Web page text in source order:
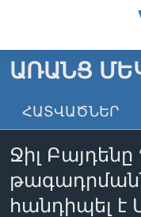
անցնել
հիմնական
անցնել
բովանդակությանը
հիմնական
բովանդակություն
ԳԼԽԱՎՈՐ ԷՋ
ԼՈՒՐԵՐ
ՏԵՍԱՆՅՈՒԹԵՐ
ՖԻԼՄԵՐ
ԱՌԱՆՑ
ՀԱՏՎԱԾՆԵՐ
Ջիլ Բայդենը
հանդիպել է